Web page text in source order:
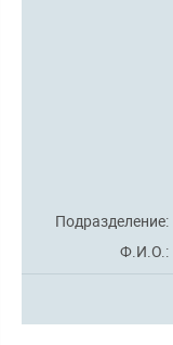
Подразделение:
Ф.И.О.: